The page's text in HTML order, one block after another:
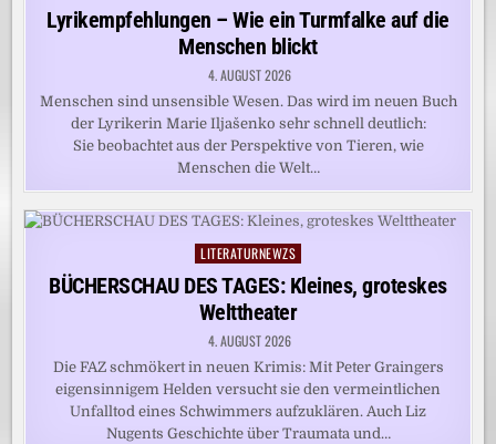
in
Lyrikempfehlungen – Wie ein Turmfalke auf die
Menschen blickt
4. AUGUST 2026
Menschen sind unsensible Wesen. Das wird im neuen Buch
der Lyrikerin Marie Iljašenko sehr schnell deutlich:
Sie beobachtet aus der Perspektive von Tieren, wie
Menschen die Welt…
Posted
in
LITERATURNEWZS
BÜCHERSCHAU DES TAGES: Kleines, groteskes
Welttheater
4. AUGUST 2026
Die FAZ schmökert in neuen Krimis: Mit Peter Graingers
eigensinnigem Helden versucht sie den vermeintlichen
Unfalltod eines Schwimmers aufzuklären. Auch Liz
Nugents Geschichte über Traumata und…